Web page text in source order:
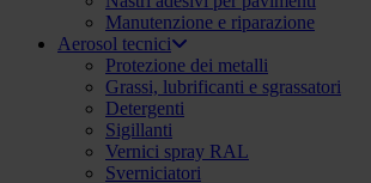
Manutenzione e riparazione
Aerosol tecnici
Protezione dei metalli
Grassi, lubrificanti e sgrassatori
Detergenti
Sigillanti
Vernici spray RAL
Sverniciatori